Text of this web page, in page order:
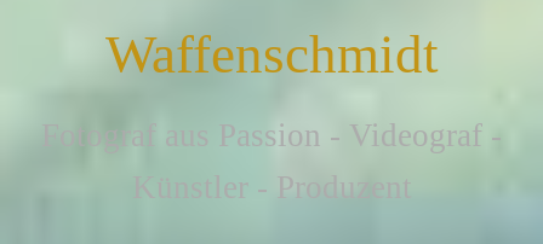
Waffenschmidt
otograf aus Passion - Videograf -
Künstler - Produzent